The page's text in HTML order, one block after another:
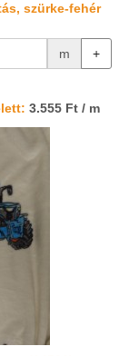
szürke-fehér
m +
3.555 Ft / m